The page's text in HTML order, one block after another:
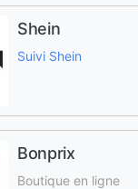
Shein
Suivi Shein
Bonprix
Boutique en ligne